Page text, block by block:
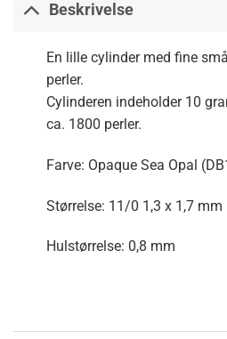
Beskrivelse
En lille cylinder med fine
perler.
Cylinderen indeholder 10
ca. 1800 perler.
Farve: Opaque Sea Opal
Størrelse: 11/0 1,3 x 1,7 mm
Hulstørrelse: 0,8 mm